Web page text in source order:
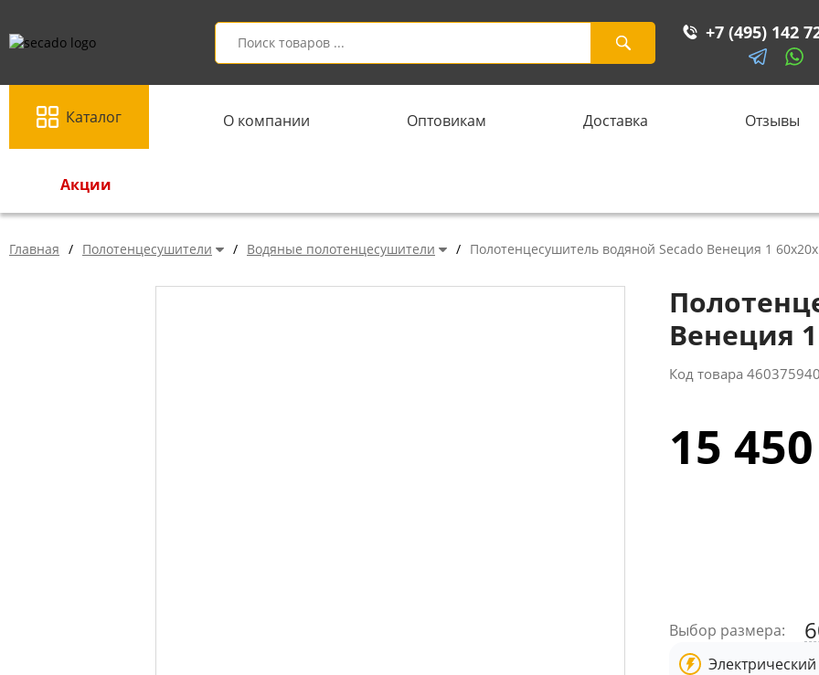
+7 (495) 142
Каталог О компании Оптовикам Доставка Отзывы
Акции
Главная / Полотенцесушители / Водяные полотенцесушители / Полотенцесушитель водяной Secado Венеция 1
Венеция
Код товара
15
Выбор размера:
Электрический